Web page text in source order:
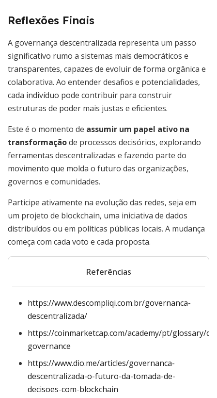
Reflexões Finais
A governança descentralizada representa um passo
significativo rumo a sistemas mais democráticos e
transparentes, capazes de evoluir de forma orgânica e
colaborativa. Ao entender desafios e potencialidades,
cada indivíduo pode contribuir para construir
estruturas de poder mais justas e eficientes.
Este é o momento de assumir um papel ativo na
transformaçãode processos decisórios, explorando
ferramentas descentralizadas e fazendo parte do
movimento que molda o futuro das organizações,
governos e comunidades.
Participe ativamente na evolução das redes, seja em
um projeto de blockchain, uma iniciativa de dados
distribuídos ou em políticas públicas locais. A mudança
começa com cada voto e cada proposta.
Referências
https://www.descompliqi.com.br/governanca-
descentralizada/
https://coinmarketcap.com/academy/pt/glossary/
governance
https://www.dio.me/articles/governanca-
descentralizada-o-futuro-da-tomada-de-
decisoes-com-blockchain